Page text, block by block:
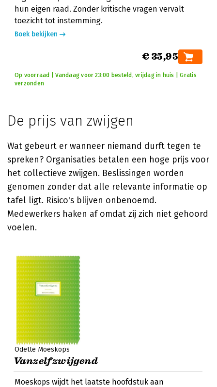
hun eigen raad. Zonder kritische vragen vervalt
toezicht tot instemming.
Boek bekijken
€ 35,95
Op voorraad | Vandaag voor 23:00 besteld, vrijdag in huis | Gratis
verzonden
De prijs van zwijgen
Wat gebeurt er wanneer niemand durft tegen te
spreken? Organisaties betalen een hoge prijs voor
het collectieve zwijgen. Beslissingen worden
genomen zonder dat alle relevante informatie op
tafel ligt. Risico's blijven onbenoemd.
Medewerkers haken af omdat zij zich niet gehoord
voelen.
Odette Moeskops
Vanzelfzwijgend
Moeskops wijdt het laatste hoofdstuk aan